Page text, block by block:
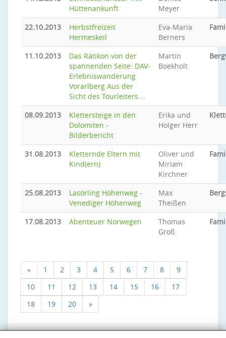
Hüttenankunft
Meyer
22.10.2013
Herbstfreizeit
Hermeskeil
Eva-Maria
Berners
11.10.2013
Das Rätikon von der
spannenden Seite: DAV-
Erlebniswanderung
Vorarlberg Aus der
Sicht des Tourleiters….
Martin
Boekholt
08.09.2013
Klettersteige in den
Dolomiten -
Bilderbericht
Erika und
Holger Herr
31.08.2013
Kletternde Eltern mit
Kind(ern)
Oliver und
Miriam
Kirchner
25.08.2013
Lasörling Höhenweg -
Venediger Höhenweg
Max
Theißen
17.08.2013 Abenteuer Norwegen
Thomas
Groß
« 1 2 3 4 5 6 7 8
9
10
11 12 13 14 15 16
17
18
19 20 »